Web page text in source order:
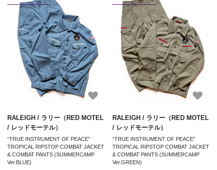
RALEIGH / ラリー（RED MOTEL
/ レッドモーテル）
“TRUE INSTRUMENT OF PEACE”
TROPICAL RIPSTOP COMBAT JACKET
& COMBAT PANTS (SUMMERCAMP
Ver.BLUE)
RALEIGH / ラリー（RED MOTEL
/ レッドモーテル）
“TRUE INSTRUMENT OF PEACE”
TROPICAL RIPSTOP COMBAT JACKET
& COMBAT PANTS (SUMMERCAMP
Ver.GREEN)